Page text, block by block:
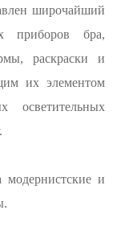
широчайший
приборов бра,
раскраски и
их элементом
осветительных
и